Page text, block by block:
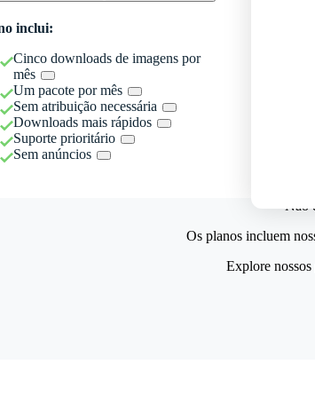
inclui:
Cinco downloads de imagens por
mês
Um pacote por mês
Sem atribuição necessária
Downloads mais rápidos
Suporte prioritário
Sem anúncios
Não
Os planos incluem
Explore nossos